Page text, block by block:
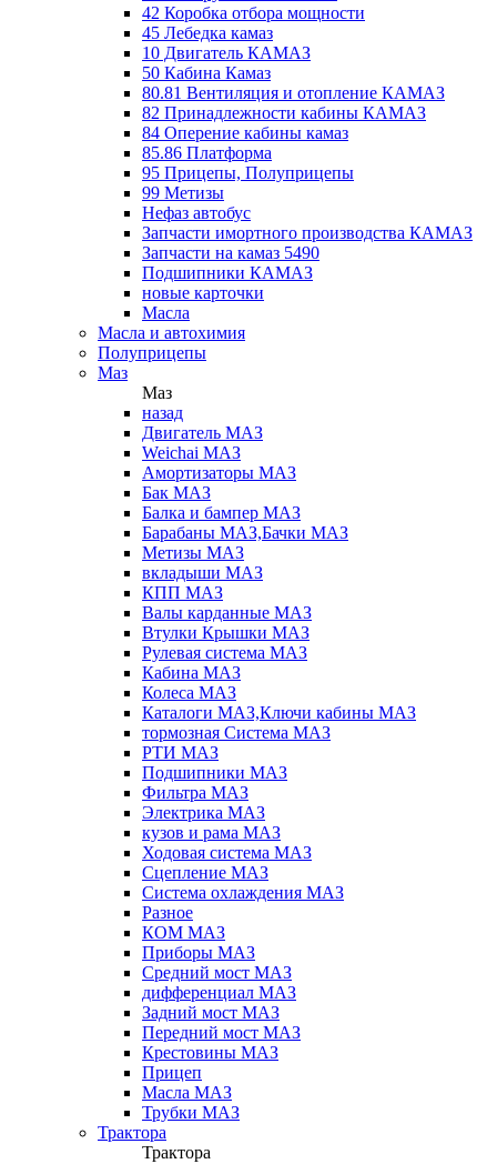
42 Коробка отбора мощности
45 Лебедка камаз
10 Двигатель КАМАЗ
50 Кабина Камаз
80.81 Вентиляция и отопление КАМАЗ
82 Принадлежности кабины КАМАЗ
84 Оперение кабины камаз
85.86 Платформа
95 Прицепы, Полуприцепы
99 Метизы
Нефаз автобус
Запчасти имортного производства КАМАЗ
Запчасти на камаз 5490
Подшипники КАМАЗ
новые карточки
Масла
Масла и автохимия
Полуприцепы
Маз
Маз
назад
Двигатель МАЗ
Weichai МАЗ
Амортизаторы МАЗ
Бак МАЗ
Балка и бампер МАЗ
Барабаны МАЗ,Бачки МАЗ
Метизы МАЗ
вкладыши МАЗ
КПП МАЗ
Валы карданные МАЗ
Втулки Крышки МАЗ
Рулевая система МАЗ
Кабина МАЗ
Колеса МАЗ
Каталоги МАЗ,Ключи кабины МАЗ
тормозная Система МАЗ
РТИ МАЗ
Подшипники МАЗ
Фильтра МАЗ
Электрика МАЗ
кузов и рама МАЗ
Ходовая система МАЗ
Сцепление МАЗ
Система охлаждения МАЗ
Разное
КОМ МАЗ
Приборы МАЗ
Средний мост МАЗ
дифференциал МАЗ
Задний мост МАЗ
Передний мост МАЗ
Крестовины МАЗ
Прицеп
Масла МАЗ
Трубки МАЗ
Трактора
Трактора